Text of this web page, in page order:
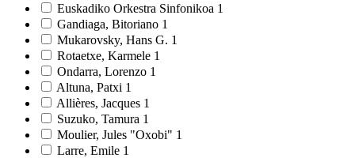
Euskadiko Orkestra Sinfonikoa 1
Gandiaga, Bitoriano 1
Mukarovsky, Hans G. 1
Rotaetxe, Karmele 1
Ondarra, Lorenzo 1
Altuna, Patxi 1
Allières, Jacques 1
Suzuko, Tamura 1
Moulier, Jules "Oxobi" 1
Larre, Emile 1